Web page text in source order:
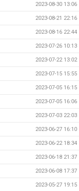
2023-08-30 13:06
2023-08-21 22:16
2023-08-16 22:44
2023-07-26 10:13
2023-07-22 13:02
2023-07-15 15:55
2023-07-05 16:15
2023-07-05 16:06
2023-07-03 22:03
2023-06-27 16:10
2023-06-22 18:34
2023-06-18 21:37
2023-06-08 17:37
2023-05-27 19:15